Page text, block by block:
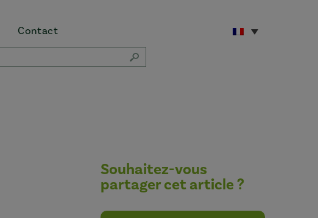
Contact
Souhaitez-vous
partager cet article ?